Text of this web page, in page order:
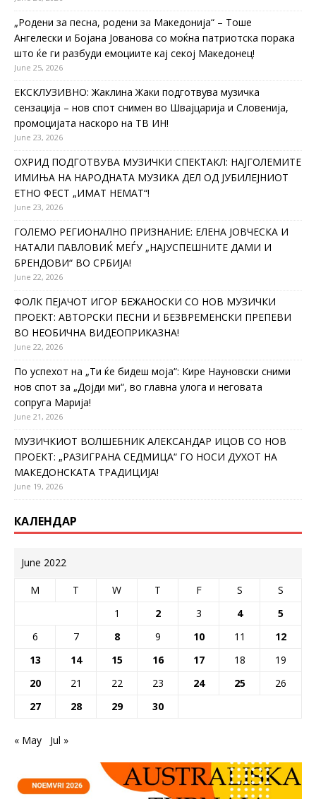
„Родени за песна, родени за Македонија“ – Тоше
Ангелески и Бојана Јованова со моќна патриотска порака
што ќе ги разбуди емоциите кај секој Македонец!
June 25, 2026
ЕКСКЛУЗИВНО: Жаклина Жаки подготвува музичка
сензација – нов спот снимен во Швајцарија и Словенија,
промоцијата наскоро на ТВ ИН!
June 23, 2026
ОХРИД ПОДГОТВУВА МУЗИЧКИ СПЕКТАКЛ: НАЈГОЛЕМИТЕ
ИМИЊА НА НАРОДНАТА МУЗИКА ДЕЛ ОД ЈУБИЛЕЈНИОТ
ЕТНО ФЕСТ „ИМАТ НЕМАТ“!
June 23, 2026
ГОЛЕМО РЕГИОНАЛНО ПРИЗНАНИЕ: ЕЛЕНА ЈОВЧЕСКА И
НАТАЛИ ПАВЛОВИЌ МЕЃУ „НАЈУСПЕШНИТЕ ДАМИ И
БРЕНДОВИ“ ВО СРБИЈА!
June 22, 2026
ФОЛК ПЕЈАЧОТ ИГОР БЕЖАНОСКИ СО НОВ МУЗИЧКИ
ПРОЕКТ: АВТОРСКИ ПЕСНИ И БЕЗВРЕМЕНСКИ ПРЕПЕВИ
ВО НЕОБИЧНА ВИДЕОПРИКАЗНА!
June 22, 2026
По успехот на „Ти ќе бидеш моја“: Кире Науновски сними
нов спот за „Дојди ми“, во главна улога и неговата
сопруга Марија!
June 21, 2026
МУЗИЧКИОТ ВОЛШЕБНИК АЛЕКСАНДАР ИЦОВ СО НОВ
ПРОЕКТ: „РАЗИГРАНА СЕДМИЦА“ ГО НОСИ ДУХОТ НА
МАКЕДОНСКАТА ТРАДИЦИЈА!
June 19, 2026
КАЛЕНДАР
June 2022
M T W T F S
S
1
2 3 4
5
6
7 8 9 10 11
12
13
14 15 16 17 18
19
20
21 22 23 24 25
26
27
28 29 30
« May Jul »